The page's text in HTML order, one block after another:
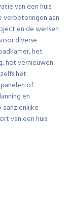
van een huis
verbeteringen aan
en de wensen
diverse
het
het vernieuwen
het
of
en
van een huis